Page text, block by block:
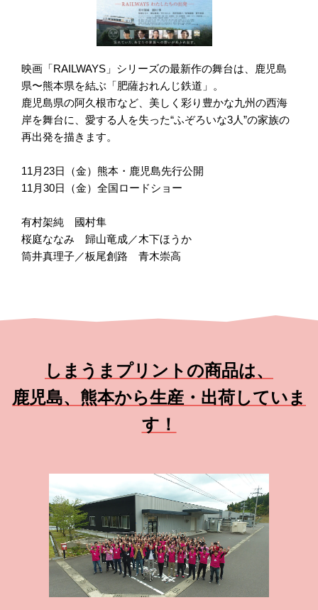
映画「RAILWAYS」シリーズの最新作の舞台は、鹿児島
県〜熊本県を結ぶ「肥薩おれんじ鉄道」。
鹿児島県の阿久根市など、美しく彩り豊かな九州の西海
岸を舞台に、愛する人を失った“ふぞろいな3人”の家族の
再出発を描きます。
11月23日（金）熊本・鹿児島先行公開
11月30日（金）全国ロードショー
有村架純 國村隼
桜庭ななみ 歸山竜成／木下ほうか
筒井真理子／板尾創路 青木崇高
しまうまプリントの商品は、
鹿児島、熊本から生産・出荷していま
す！